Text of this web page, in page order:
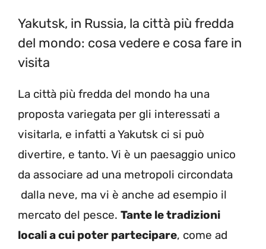
Yakutsk, in Russia, la città più fredda
del mondo: cosa vedere e cosa fare in
visita
La città più fredda del mondo ha una
proposta variegata per gli interessati a
visitarla, e infatti a Yakutsk ci si può
divertire, e tanto. Vi è un paesaggio unico
da associare ad una metropoli circondata
dalla neve, ma vi è anche ad esempio il
mercato del pesce. Tante le tradizioni
locali a cui poter partecipare, come ad